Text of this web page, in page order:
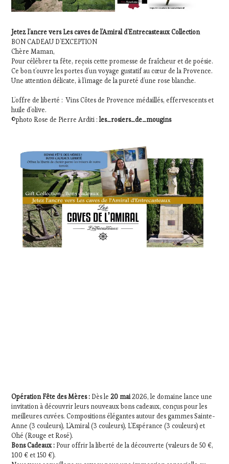
Jetez l’ancre vers Les caves de l’Amiral d’Entrecasteaux Collection
BON CADEAU D’EXCEPTION
Chère Maman,
Pour célébrer ta fête, reçois cette promesse de fraîcheur et de poésie.
Ce bon t’ouvre les portes d’un voyage gustatif au cœur de la Provence.
Une attention délicate, à l’image de la pureté d’une rose blanche.
L’offre de liberté : Vins Côtes de Provence médaillés, effervescents et
huile d’olive.
©photo Rose de Pierre Arditi :les_rosiers_de_mougins
Opération Fête des Mères : Dès le20 mai2026, le domaine lance une
invitation à découvrir leurs nouveaux bons cadeaux, conçus pour les
meilleures cuvées. Compositions élégantes autour des gammes Sainte-
Anne (3 couleurs), L’Amiral (3 couleurs), L’Espérance (3 couleurs) et
Ohé (Rouge et Rosé).
Bons Cadeaux : Pour offrir la liberté de la découverte (valeurs de 50 €,
100 € et 150 €).